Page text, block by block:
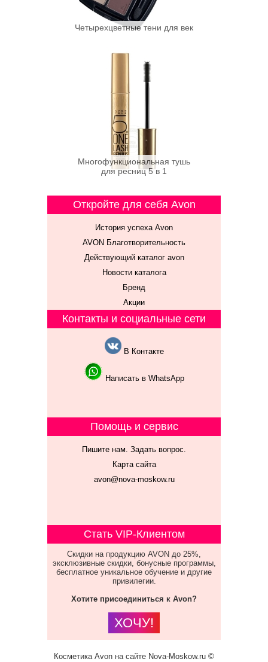
Четырехцветные тени для век
Многофункциональная тушь
для ресниц 5 в 1
Откройте для себя Avon
История успеха Avon
AVON Благотворительность
Действующий каталог avon
Новости каталога
Бренд
Акции
Контакты и социальные сети
В Контакте
Написать в WhatsApp
Помощь и сервис
Пишите нам. Задать вопрос.
Карта сайта
avon@nova-moskow.ru
Стать VIP-Клиентом
Скидки на продукцию AVON до 25%,
эксклюзивные скидки, бонусные программы,
бесплатное уникальное обучение и другие
привилегии.
Хотите присоединиться к Avon?
ХОЧУ!
Косметика Avon на сайте Nova-Moskow.ru ©